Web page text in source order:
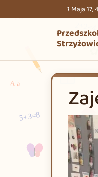
1 Maja